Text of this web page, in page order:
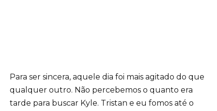
Para ser sincera, aquele dia foi mais agitado do que
qualquer outro. Não percebemos o quanto era
tarde para buscar Kyle. Tristan e eu fomos até o